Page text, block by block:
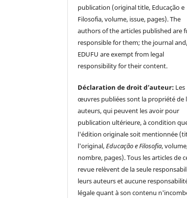
publication (original title, Educação e
Filosofia, volume, issue, pages). The
authors of the articles published are
responsible for them; the journal
EDUFU are exempt from legal
responsibility for their content.
Déclaration de droit d’auteur: Les
œuvres publiées sont la propriété de
auteurs, qui peuvent les avoir pour
publication ultérieure, à condition
l'édition originale soit mentionnée
l'original,Educação e Filosofia,
nombre, pages). Tous les articles de
revue relèvent de la seule
leurs auteurs et aucune
légale quant à son contenu